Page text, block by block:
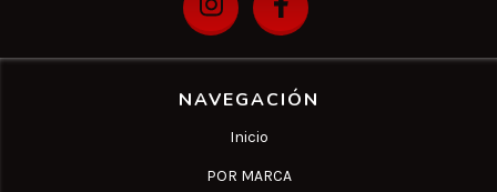
NAVEGACIÓN
Inicio
POR MARCA